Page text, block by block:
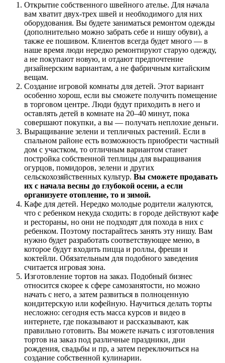
Открытие собственного швейного ателье. Для начала
вам хватит двух-трех швей и необходимого для них
оборудования. Вы будете заниматься ремонтом одежды
(дополнительно можно забрать себе и нишу обуви), а
также ее пошивом. Клиентов всегда будет много — в
наше время люди нередко ремонтируют старую одежду,
а не покупают новую, и отдают предпочтение
дизайнерским вариантам, а не фабричным китайским
вещам.
Создание игровой комнаты для детей. Этот вариант
особенно хорош, если вы сможете получить помещение
в торговом центре. Люди будут приходить в него и
оставлять детей в комнате на 20–40 минут, пока
совершают покупки, а вы — получать неплохие деньги.
Выращивание зелени и тепличных растений. Если в
спальном районе есть возможность приобрести частный
дом с участком, то отличным вариантом станет
постройка собственной теплицы для выращивания
огурцов, помидоров, зелени и других
сельскохозяйственных культур. Вы сможете продавать
их с начала весны до глубокой осени, а если
организуете отопление, то и зимой.
Кафе для детей. Нередко молодые родители жалуются,
что с ребенком некуда сходить: в городе действуют кафе
и рестораны, но они не подходят для похода в них с
ребенком. Поэтому постарайтесь занять эту нишу. Вам
нужно будет разработать соответствующее меню, в
которое будут входить пицца и роллы, фреши и
коктейли. Обязательным для подобного заведения
считается игровая зона.
Изготовление тортов на заказ. Подобный бизнес
относится скорее к сфере самозанятости, но можно
начать с него, а затем развиться в полноценную
кондитерскую или кофейную. Научиться делать торты
несложно: сегодня есть масса курсов и видео в
интернете, где показывают и рассказывают, как
правильно готовить. Вы можете начать с изготовления
тортов на заказ под различные праздники, дни
рождения, свадьбы и пр, а затем переключиться на
создание собственной кулинарии.